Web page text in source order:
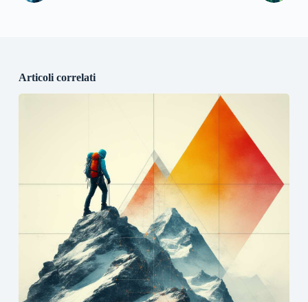
Articoli correlati